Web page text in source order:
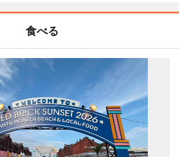
食べる